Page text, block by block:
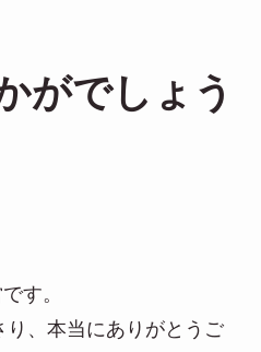
がでしょう
す。
、本当にありがとうご